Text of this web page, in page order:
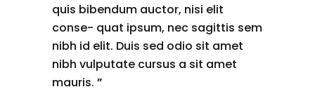
quis bibendum auctor, nisi elit
conse- quat ipsum, nec sagittis sem
nibh id elit. Duis sed odio sit amet
nibh vulputate cursus a sit amet
mauris. ”